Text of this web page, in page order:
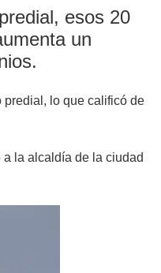
esos 20
un
predial, lo que calificó de
la alcaldía de la ciudad